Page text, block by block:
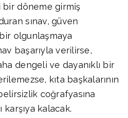
döneme girmiş
sınav, güven
olgunlaşmaya
başarıyla verilirse,
dengeli ve dayanıklı bir
kıta başkalarının
coğrafyasına
karşıya kalacak.